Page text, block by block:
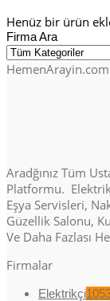
Henüz bir ürün
Firma Ara
HemenArayin.com
Aradğınız Tüm
Platformu.
Eşya Servisleri,
Güzellik Salonu,
Ve Daha Fazlası
Firmalar
Elektrikçi